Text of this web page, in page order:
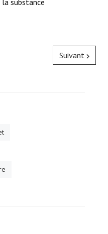
substance
Suivant